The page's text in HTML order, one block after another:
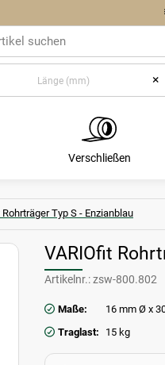
×
Verschließen
Typ S - Enzianblau
VARIOfit
Artikelnr.:zsw-800.802
Maße: 16 mm Ø x
Traglast:
15 kg